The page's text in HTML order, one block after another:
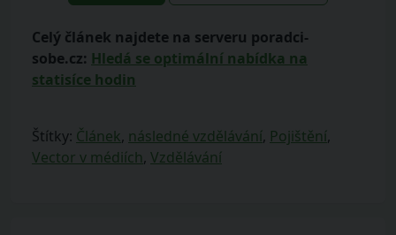
Celý článek najdete na serveru poradci-
sobe.cz: Hledá se optimální nabídka na
statisíce hodin
Štítky: Článek, následné vzdělávání, Pojištění,
Vector v médiích, Vzdělávání